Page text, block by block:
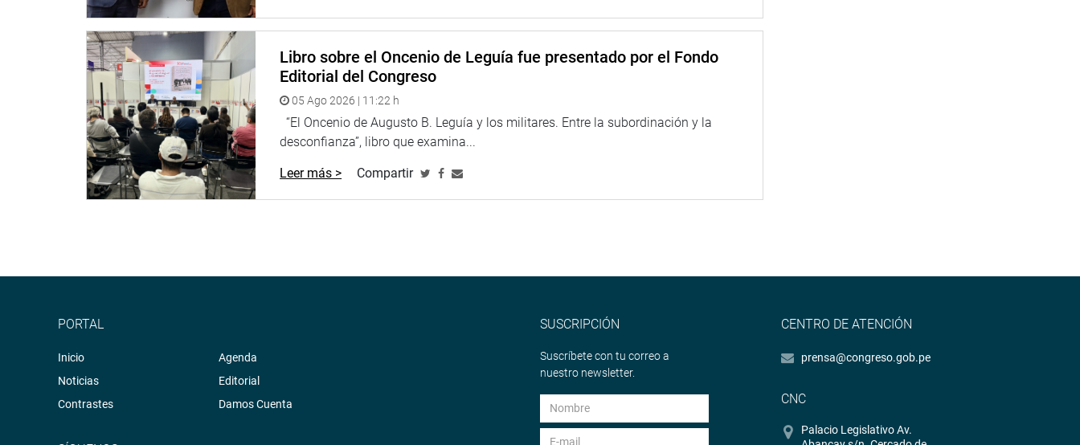
Libro sobre el Oncenio de Leguía fue presentado por el Fondo
Editorial del Congreso
05 Ago 2026 | 11:22 h
“El Oncenio de Augusto B. Leguía y los militares. Entre la subordinación y la
desconfianza”, libro que examina...
Leer más > Compartir
PORTAL
Inicio
Noticias
Contrastes
Agenda
Editorial
Damos Cuenta
SUSCRIPCIÓN
Suscríbete con tu correo a
nuestro newsletter.
CENTRO DE ATENCIÓN
prensa@congreso.gob.pe
CNC
Palacio Legislativo Av.